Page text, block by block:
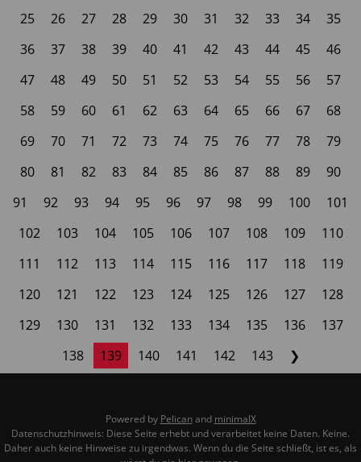
25
26 27 28 29 30 31 32 33 34
35
36
37 38 39 40 41 42 43 44 45
46
47
48 49 50 51 52 53 54 55 56
57
58
59 60 61 62 63 64 65 66 67
68
69
70 71 72 73 74 75 76 77 78
79
80
81 82 83 84 85 86 87 88 89
90
91
92 93 94 95 96 97 98 99 100
101
102
103 104 105 106 107 108 109
110
111
112 113 114 115 116 117 118
119
120
121 122 123 124 125 126 127
128
129
130 131 132 133 134 135 136
137
138
139 140 141 142 143 ❯
Powered by Pelicanand minimalX
Datenschutzhinweis: Diese Seite erhebt und verarbeitet keine Daten. Keine.
Daher auch keine Hinweise zu irgendwas. Wenn du die Seite schließt, ist es, als